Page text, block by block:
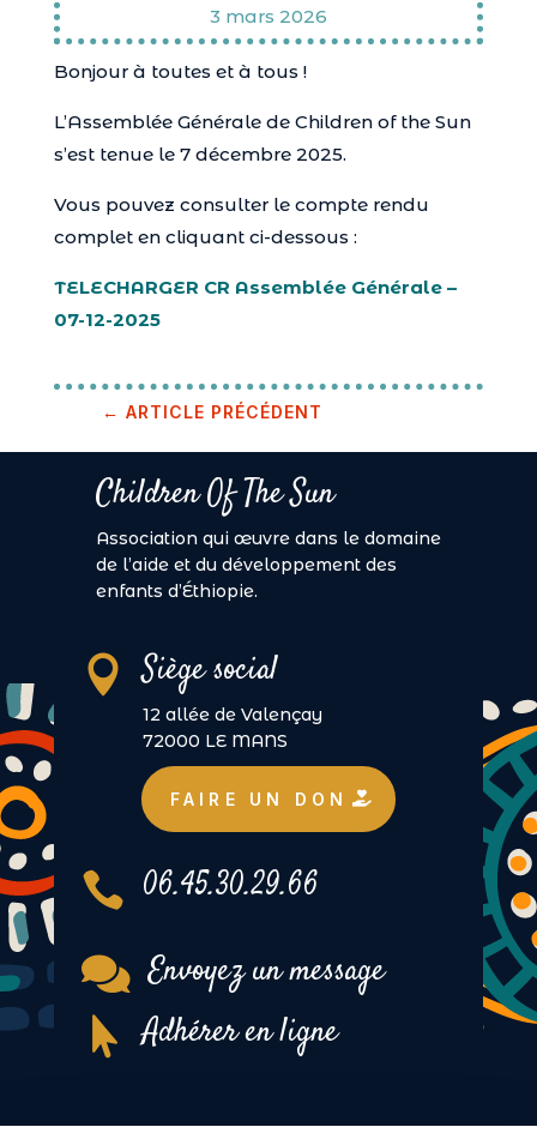
3 mars 2026
Bonjour à toutes et à tous !
L’Assemblée Générale de Children of the Sun
s’est tenue le 7 décembre 2025.
Vous pouvez consulter le compte rendu
complet en cliquant ci-dessous :
TELECHARGER CR Assemblée Générale –
07-12-2025
← ARTICLE PRÉCÉDENT
Children Of The Sun
Association qui œuvre dans le domaine
de l’aide et du développement des
enfants d’Éthiopie.
 Siège social
12 allée de Valençay
72000 LE MANS
FAIRE UN DON
 06.45.30.29.66
 Envoyez un message
 Adhérer en ligne